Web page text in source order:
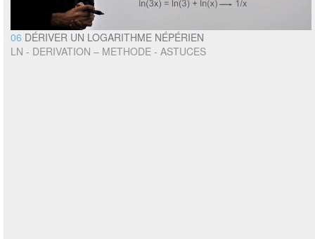
06 DÉRIVER UN LOGARITHME NÉPÉRIEN
LN - DERIVATION – METHODE - ASTUCES